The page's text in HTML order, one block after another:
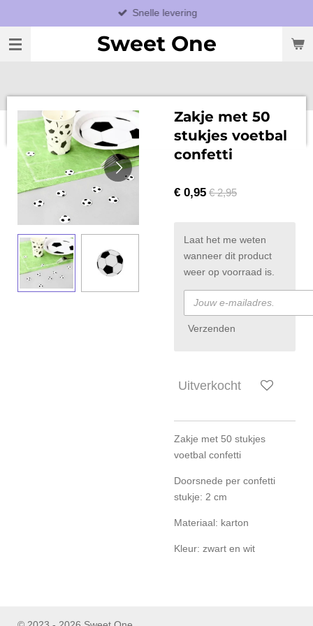
direct
naar
Sweet One
Snelle levering
Zakje met 50
stukjes voetbal
confetti
€ 0,95 € 2,95
Laat het me weten
wanneer dit product
weer op voorraad is.
Verzenden
Uitverkocht
Zakje met 50 stukjes
voetbal confetti
Doorsnede per confetti
stukje: 2 cm
Materiaal: karton
Kleur: zwart en wit